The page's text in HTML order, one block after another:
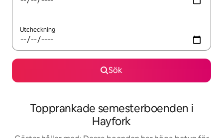
Utcheckning
Sök
Topprankade semesterboenden i
Hayfork